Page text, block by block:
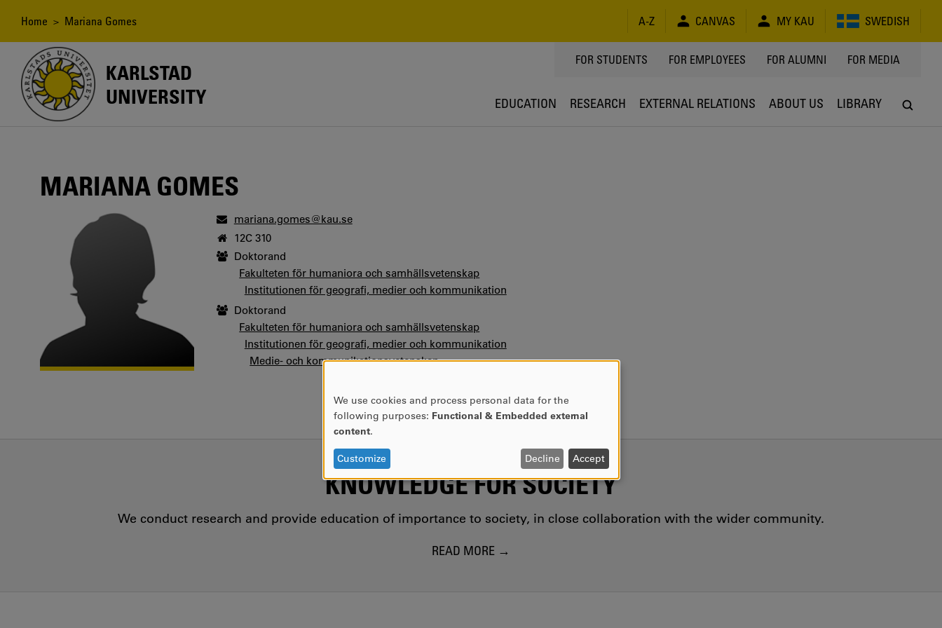
content
Breadcrumb
Home > Mariana Gomes A-Z CANVAS MY KAU SWEDISH
KARLSTAD
UNIVERSITY
TOPPMENY
FOR STUDENTS FOR EMPLOYEES FOR ALUMNI FOR MEDIA
EDUCATION RESEARCH EXTERNAL RELATIONS ABOUT US LIBRARY
MARIANA GOMES
mariana.gomes@kau.se
12C 310
Doktorand
Fakulteten för humaniora och samhällsvetenskap
Institutionen för geografi, medier och kommunikation
Doktorand
Fakulteten för humaniora och samhällsvetenskap
Institutionen för geografi, medier och kommunikation
Medie- och kommunikationsvetenskap
KNOWLEDGE FOR SOCIETY
We conduct research and provide education of importance to society, in close collaboration with the wider community.
READ MORE
USE
DATA
AND
COOKIES
We use cookies and process personal data for the
following purposes: Functional & Embedded external
content.
Customize Decline Accept